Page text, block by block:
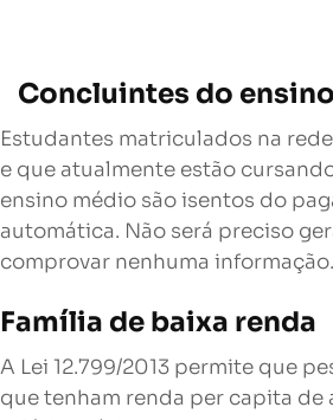
Concluintes do
Estudantes matriculados na
e que atualmente estão
ensino médio são isentos do
automática. Não será preciso
comprovar nenhuma informação.
Família de baixa renda
A Lei 12.799/2013 permite que
que tenham renda per capita de